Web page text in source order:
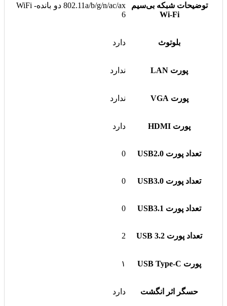
توضیحات شبکه بی‌سیم
Wi-Fi
802.11a/b/g/n/ac/ax دو بانده- WiFi
6
بلوتوث دارد
پورت LAN ندارد
پورت VGA ندارد
پورت HDMI دارد
تعداد پورت USB2.0 0
تعداد پورت USB3.0 0
تعداد پورت USB3.1 0
تعداد پورت USB 3.2 2
پورت USB Type-C ۱
حسگر اثر انگشت دارد